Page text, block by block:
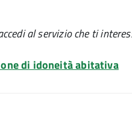
al servizio che ti
di idoneità abitativa